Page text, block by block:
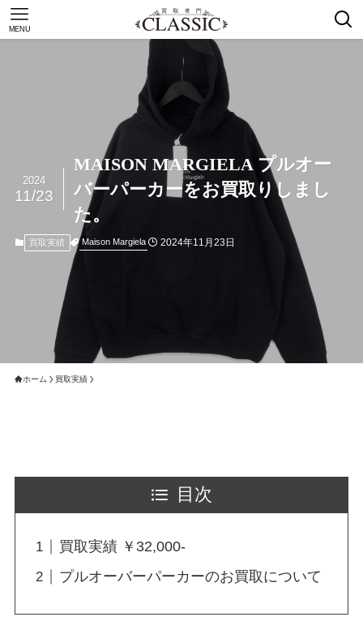
MENU
MAISON MARGIELA プルオー
バーパーカーをお買取りしまし
た。
2024
11/23
買取実績 Maison Margiela 2024年11月23日
ホーム 買取実績
目次
買取実績 ￥32,000-
プルオーバーパーカーのお買取について